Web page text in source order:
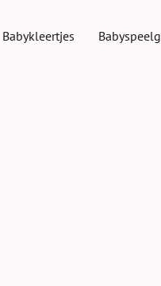
Babykleertjes